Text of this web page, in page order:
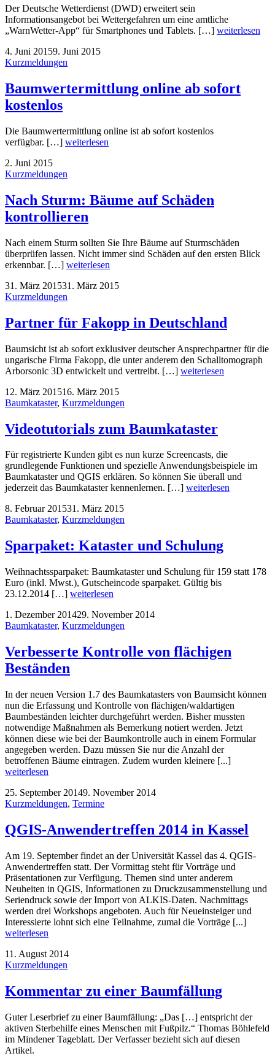
Der Deutsche Wetterdienst (DWD) erweitert sein
Informationsangebot bei Wettergefahren um eine amtliche
„WarnWetter-App“ für Smartphones und Tablets. […] weiterlesen
4. Juni 20159. Juni 2015
Kurzmeldungen
Baumwertermittlung online ab sofort
kostenlos
Die Baumwertermittlung online ist ab sofort kostenlos
verfügbar. […] weiterlesen
2. Juni 2015
Kurzmeldungen
Nach Sturm: Bäume auf Schäden
kontrollieren
Nach einem Sturm sollten Sie Ihre Bäume auf Sturmschäden
überprüfen lassen. Nicht immer sind Schäden auf den ersten Blick
erkennbar. […] weiterlesen
31. März 201531. März 2015
Kurzmeldungen
Partner für Fakopp in Deutschland
Baumsicht ist ab sofort exklusiver deutscher Ansprechpartner für die
ungarische Firma Fakopp, die unter anderem den Schalltomograph
Arborsonic 3D entwickelt und vertreibt. […] weiterlesen
12. März 201516. März 2015
Baumkataster, Kurzmeldungen
Videotutorials zum Baumkataster
Für registrierte Kunden gibt es nun kurze Screencasts, die
grundlegende Funktionen und spezielle Anwendungsbeispiele im
Baumkataster und QGIS erklären. So können Sie überall und
jederzeit das Baumkataster kennenlernen. […] weiterlesen
8. Februar 201531. März 2015
Baumkataster, Kurzmeldungen
Sparpaket: Kataster und Schulung
Weihnachtssparpaket: Baumkataster und Schulung für 159 statt 178
Euro (inkl. Mwst.), Gutscheincode sparpaket. Gültig bis
23.12.2014 […] weiterlesen
1. Dezember 201429. November 2014
Baumkataster, Kurzmeldungen
Verbesserte Kontrolle von flächigen
Beständen
In der neuen Version 1.7 des Baumkatasters von Baumsicht können
nun die Erfassung und Kontrolle von flächigen/waldartigen
Baumbeständen leichter durchgeführt werden. Bisher mussten
notwendige Maßnahmen als Bemerkung notiert werden. Jetzt
können diese wie bei der Baumkontrolle auch in einem Formular
angegeben werden. Dazu müssen Sie nur die Anzahl der
betroffenen Bäume eintragen. Zudem wurden kleinere [...]
weiterlesen
25. September 20149. November 2014
Kurzmeldungen, Termine
QGIS-Anwendertreffen 2014 in Kassel
Am 19. September findet an der Universität Kassel das 4. QGIS-
Anwendertreffen statt. Der Vormittag steht für Vorträge und
Präsentationen zur Verfügung. Themen sind unter anderem
Neuheiten in QGIS, Informationen zu Druckzusammenstellung und
Seriendruck sowie der Import von ALKIS-Daten. Nachmittags
werden drei Workshops angeboten. Auch für Neueinsteiger und
Interessierte lohnt sich eine Teilnahme, zumal die Vorträge [...]
weiterlesen
11. August 2014
Kurzmeldungen
Kommentar zu einer Baumfällung
Guter Leserbrief zu einer Baumfällung: „Das […] entspricht der
aktiven Sterbehilfe eines Menschen mit Fußpilz.“ Thomas Böhlefeld
im Mindener Tageblatt. Der Verfasser bezieht sich auf diesen
Artikel.